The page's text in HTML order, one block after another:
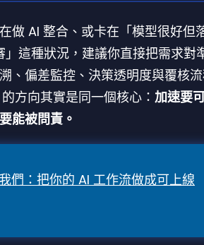
做 AI 整合、或卡在「模型很好但
這種狀況，建議你直接把需求對
、偏差監控、決策透明度與覆核
方向其實是同一個核心： 加速要
能被問責。
們：把你的 AI 工作流做成可上線